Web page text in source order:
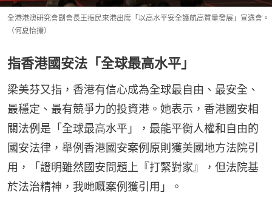
全港港澳研究會副會長王振民來港出席「以高水平安全護航高質量發展」宣遘會。
（何夏怡攝）
指香港國安法「全球最高水平」
梁美芬又指，香港有信心成為全球最自由、最安全、
最穩定、最有競爭力的投資港。她表示，香港國安相
關法例是「全球最高水平」，最能平衡人權和自由的
國安法律，舉例香港國安案例原則獲美國地方法院引
用，「證明雖然國安問題上『打緊對家』，但法院基
於法治精神，我哋嘅案例獲引用」。